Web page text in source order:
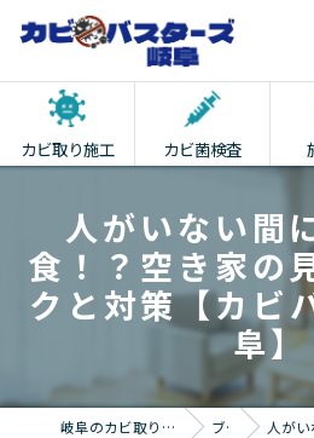
カビ取り施工 カビ菌検査
人がいない間
食！？空き家の
クと対策【カビ
阜】
岐阜のカビ取りならカビバスターズ岐阜 ブログ 人がいない間に